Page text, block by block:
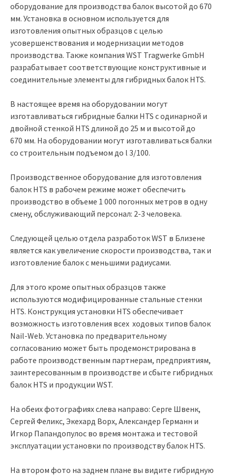
оборудование для производства балок высотой до 670
мм. Установка в основном используется для
изготовления опытных образцов с целью
усовершенствования и модернизации методов
производства. Также компания WST Tragwerke GmbH
разрабатывает соответствующие конструктивные и
соединительные элементы для гибридных балок HTS.
В настоящее время на оборудовании могут
изготавливаться гибридные балки HTS с одинарной и
двойной стенкой HTS длиной до 25 м и высотой до
670 мм. На оборудовании могут изготавливаться балки
со строительным подъемом до l 3/100.
Производственное оборудование для изготовления
балок HTS в рабочем режиме может обеспечить
производство в объеме 1 000 погонных метров в одну
смену, обслуживающий персонал: 2-3 человека.
Следующей целью отдела разработок WST в Близене
является как увеличение скорости производства, так и
изготовление балок с меньшими радиусами.
Для этого кроме опытных образцов также
используются модифицированные стальные стенки
HTS. Конструкция установки HTS обеспечивает
возможность изготовления всех ходовых типов балок
Nail-Web. Установка по предварительному
согласованию может быть продемонстрирована в
работе производственным партнерам, предприятиям,
заинтересованным в производстве и сбыте гибридных
балок HTS и продукции WST.
На обеих фотографиях слева направо: Серге Швенк,
Сергей Феликс, Экехард Ворх, Александер Германн и
Игкор Папандопулос во время монтажа и тестовой
эксплуатации установки по производству балок HTS.
На втором фото на заднем плане вы видите гибридную